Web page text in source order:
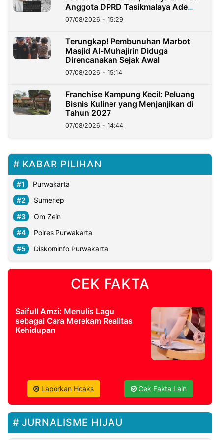
Anggota DPRD Tasikmalaya Ade
Lukman
07/08/2026 - 15:29
Terungkap! Pembunuhan Marbot
Masjid Al-Muhajirin Diduga
Direncanakan Sejak Awal
07/08/2026 - 15:14
Franchise Kampung Kecil: Peluang
Bisnis Kuliner yang Menjanjikan di
Tahun 2027
07/08/2026 - 14:44
KABAR PILIHAN
Purwakarta
Sumenep
Om Zein
Polres Purwakarta
Diskominfo Purwakarta
CEK FAKTA
Saifull Amzi: Menulis Lagu
sebagai Cara Merekam Realitas
Kehidupan
Laporkan Hoaks Cek Fakta Lain
JURNALISME HIJAU